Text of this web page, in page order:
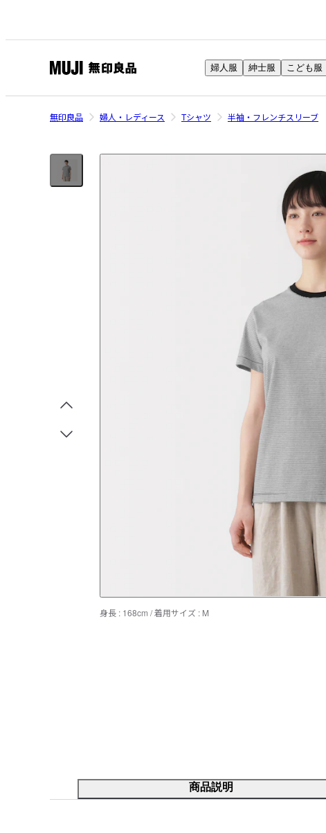
印
良
ネ
ト
婦人服 紳士服 こども服
無印良品 婦人・レディース Tシャツ 半袖・フレンチスリーブ
身長 : 168cm / 着用サイズ : M
商品説明